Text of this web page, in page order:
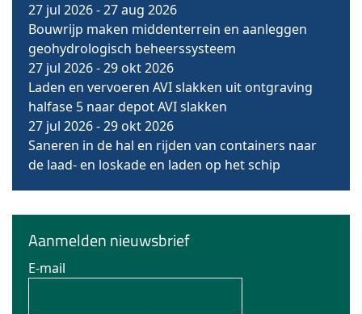
27 jul 2026-27 aug 2026
Bouwrijp maken middenterrein en aanleggen
geohydrologisch beheerssysteem
27 jul 2026-29 okt 2026
Laden en vervoeren AVI slakken uit ontgraving
halfase 5 naar depot AVI slakken
27 jul 2026-29 okt 2026
Saneren in de hal en rijden van containers naar
de laad- en loskade en laden op het schip
Aanmelden nieuwsbrief
E-mail